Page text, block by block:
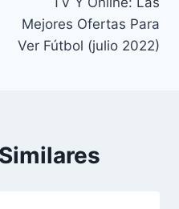
Mejores Ofertas Para
Ver Fútbol (julio 2022)